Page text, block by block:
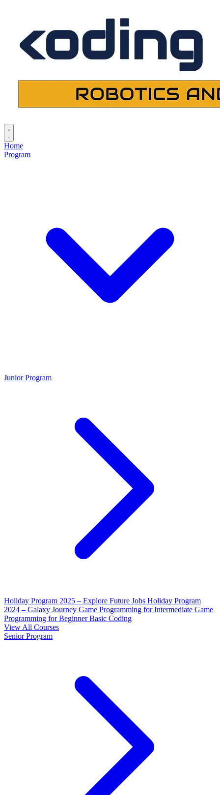
Home
Program
Junior Program
Holiday Program 2025 – Explore Future Jobs Holiday Program
2024 – Galaxy Journey Game Programming for Intermediate Game
Programming for Beginner Basic Coding
View All Courses
Senior Program